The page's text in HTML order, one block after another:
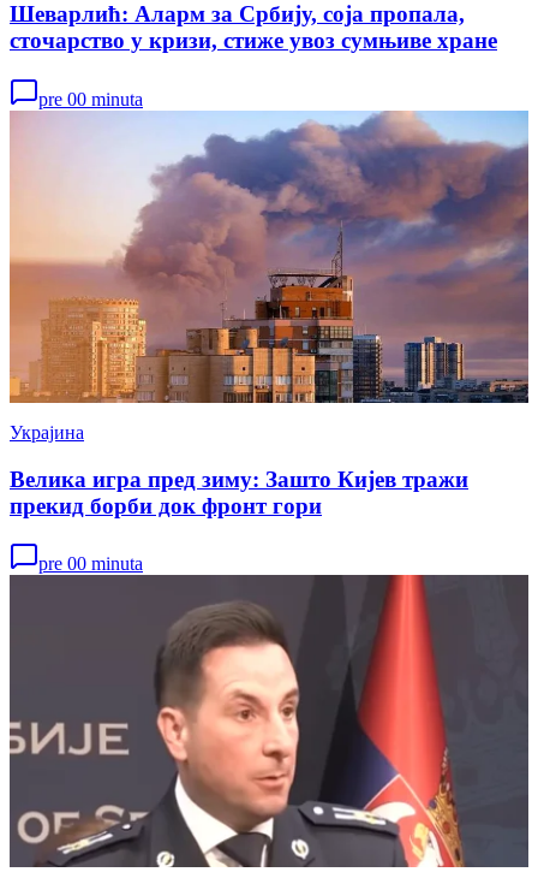
Шеварлић: Аларм за Србију, соја пропала,
сточарство у кризи, стиже увоз сумњиве хране
pre 00 minuta
Украјина
Велика игра пред зиму: Зашто Кијев тражи
прекид борби док фронт гори
pre 00 minuta